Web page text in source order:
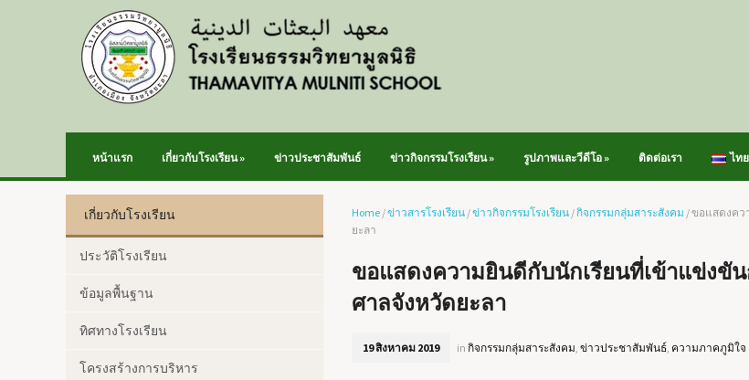
หน้าแรก เกี่ยวกับโรงเรียน» ข่าวประชาสัมพันธ์ ข่าวกิจกรรมโรงเรียน» รูปภาพและวีดีโอ » ติดต่อเรา ไทย
Home /ข่าวสารโรงเรียน /ข่าวกิจกรรมโรงเรียน /กิจกรรมกลุ่มสาระสังคม /ขอแสดงคว
ยะลา
ขอแสดงความยินดีกับนักเรียนที่เข้าแข่งขั
ศาลจังหวัดยะลา
19 สิงหาคม 2019 in กิจกรรมกลุ่มสาระสังคม, ข่าวประชาสัมพันธ์, ความภาคภูมิใจ
เกี่ยวกับโรงเรียน
ประวัติโรงเรียน
ข้อมูลพื้นฐาน
ทิศทางโรงเรียน
โครงสร้างการบริหาร